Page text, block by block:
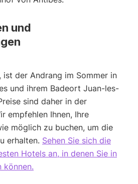
und
ist der Andrang im Sommer in
und ihrem Badeort Juan-les-
sind daher in der
empfehlen Ihnen, Ihre
möglich zu buchen, um die
erhalten. Sehen Sie sich die
Hotels an, in denen Sie in
können.